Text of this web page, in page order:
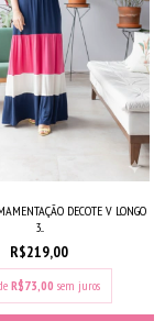
DECOTE V LONGO
3...
R$219,00
R$73,00 sem juros